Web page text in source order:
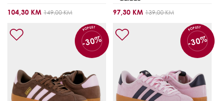
104,30 KM 149,00 KM 97,30 KM 139,00 KM
POPUST
-30%
POPUST
-30%